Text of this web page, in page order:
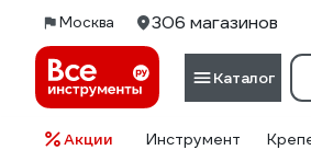
Москва 306 магазинов
Каталог
Акции Инструмент